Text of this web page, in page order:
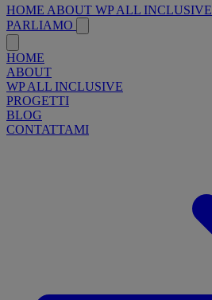
HOME ABOUT WP ALL INCLUSIVE
PARLIAMO
HOME
ABOUT
WP ALL INCLUSIVE
PROGETTI
BLOG
CONTATTAMI